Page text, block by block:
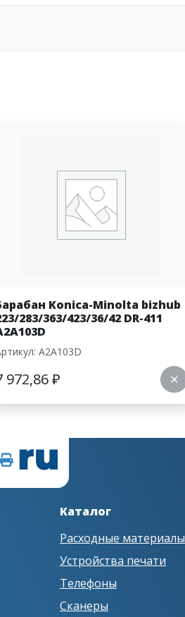
Konica-Minolta bizhub
283/363/423/36/42 DR-411
A2A103D
972,86₽ ✕
Каталог
Расходные материалы
Устройства печати
Телефоны
Сканеры